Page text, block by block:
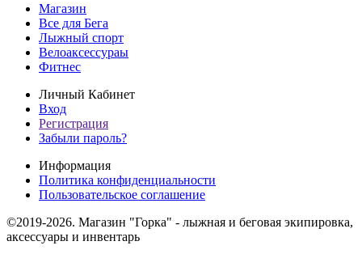
Магазин
Все для Бега
Лыжный спорт
Велоаксессураы
Фитнес
Личный Кабинет
Вход
Регистрация
Забыли пароль?
Информация
Политика конфиденциальности
Пользовательское соглашение
©2019-2026. Магазин "Горка" - лыжная и беговая экипировка,
аксессуары и инвентарь